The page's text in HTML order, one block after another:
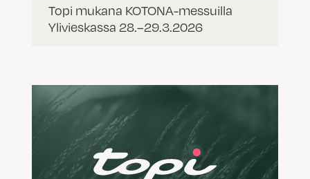
Topi mukana KOTONA-messuilla
Ylivieskassa 28.–29.3.2026